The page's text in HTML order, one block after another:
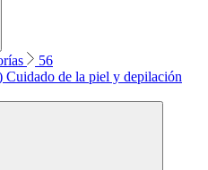
56
Cuidado de la piel y depilación